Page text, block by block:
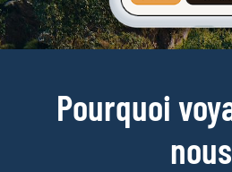
Pourquoi
nous